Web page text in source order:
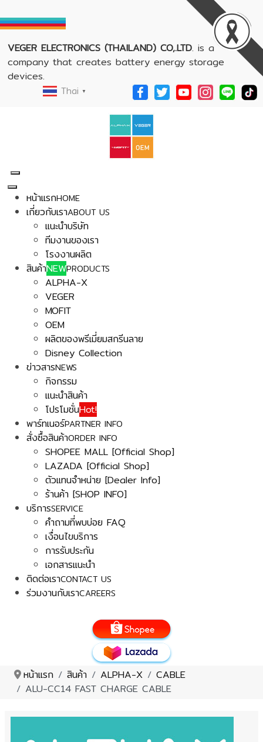
VEGER ELECTRONICS (THAILAND) CO,.LTD. is a
company that creates battery energy storage
devices.
Thai ▼
หน้าแรกHOME
เกี่ยวกับเราABOUT US
แนะนำบริษัท
ทีมงานของเรา
โรงงานผลิต
สินค้าNEWPRODUCTS
ALPHA-X
VEGER
MOFIT
OEM
ผลิตของพรีเมี่ยมสกรีนลาย
Disney Collection
ข่าวสารNEWS
กิจกรรม
แนะนำสินค้า
โปรโมชั่นHot!
พาร์ทเนอร์PARTNER INFO
สั่งซื้อสินค้าORDER INFO
SHOPEE MALL [Official Shop]
LAZADA [Official Shop]
ตัวแทนจำหน่าย [Dealer Info]
ร้านค้า [SHOP INFO]
บริการSERVICE
คำถามที่พบบ่อย FAQ
เงื่อนไขบริการ
การรับประกัน
เอกสารแนะนำ
ติดต่อเราCONTACT US
ร่วมงานกับเราCAREERS
หน้าแรก สินค้า ALPHA-X
CABLE
ALU-CC14 FAST CHARGE CABLE